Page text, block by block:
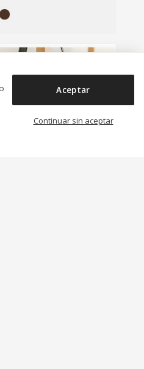
Continuar sin aceptar
Aceptar